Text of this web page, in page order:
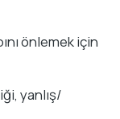
önlemek için
yanlış/